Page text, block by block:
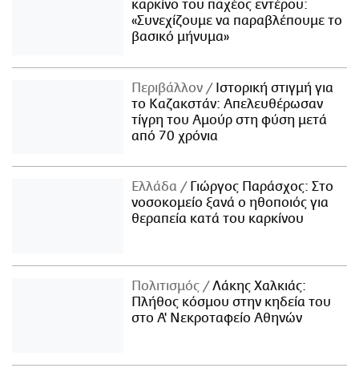
καρκίνο του παχέος εντέρου:
«Συνεχίζουμε να παραβλέπουμε το
βασικό μήνυμα»
Περιβάλλον
Ιστορική στιγμή για
το Καζακστάν: Απελευθέρωσαν
τίγρη του Αμούρ στη φύση μετά
από 70 χρόνια
Ελλάδα
Γιώργος Παράσχος: Στο
νοσοκομείο ξανά ο ηθοποιός για
θεραπεία κατά του καρκίνου
Πολιτισμός
Λάκης Χαλκιάς:
Πλήθος κόσμου στην κηδεία του
στο Α' Νεκροταφείο Αθηνών